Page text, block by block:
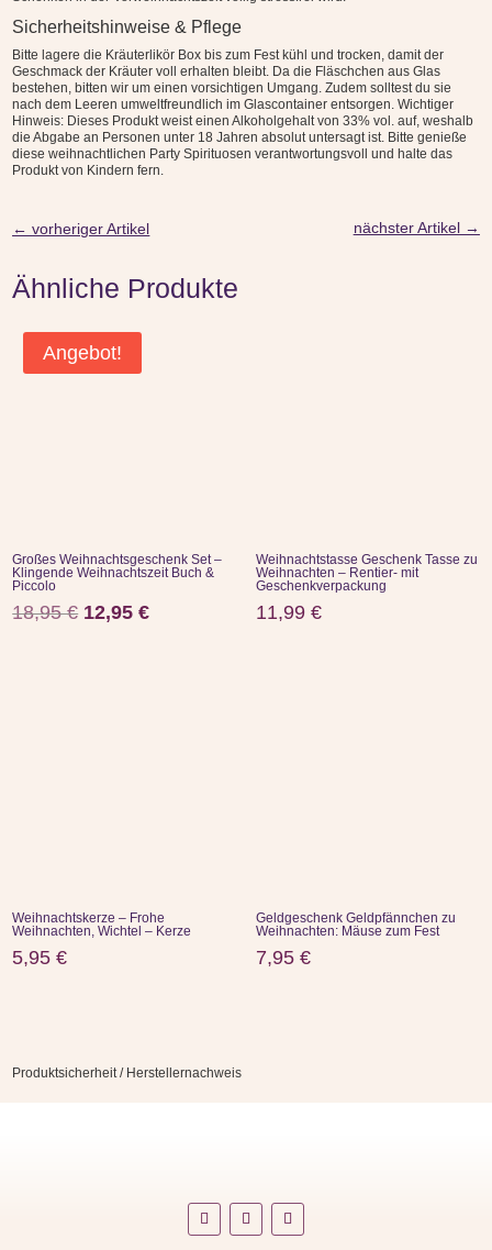
Sicherheitshinweise & Pflege
Bitte lagere die Kräuterlikör Box bis zum Fest kühl und trocken, damit der
Geschmack der Kräuter voll erhalten bleibt. Da die Fläschchen aus Glas
bestehen, bitten wir um einen vorsichtigen Umgang. Zudem solltest du sie
nach dem Leeren umweltfreundlich im Glascontainer entsorgen. Wichtiger
Hinweis: Dieses Produkt weist einen Alkoholgehalt von 33% vol. auf, weshalb
die Abgabe an Personen unter 18 Jahren absolut untersagt ist. Bitte genieße
diese weihnachtlichen Party Spirituosen verantwortungsvoll und halte das
Produkt von Kindern fern.
←vorheriger Artikel nächster Artikel→
Ähnliche Produkte
Angebot!
Großes Weihnachtsgeschenk Set –
Klingende Weihnachtszeit Buch &
Piccolo
18,95€ Ursprünglicher
12,95€Aktueller
Weihnachtstasse Geschenk Tasse zu
Weihnachten – Rentier- mit
Geschenkverpackung
11,99 €
Weihnachtskerze – Frohe
Weihnachten, Wichtel – Kerze
5,95€
Geldgeschenk Geldpfännchen zu
Weihnachten: Mäuse zum Fest
7,95 €
Produktsicherheit / Herstellernachweis